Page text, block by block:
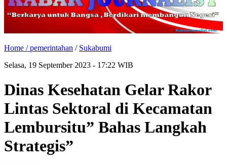
Home /pemerintahan / Sukabumi
Selasa, 19 September 2023 - 17:22 WIB
Dinas Kesehatan Gelar Rakor
Lintas Sektoral di Kecamatan
Lembursitu” Bahas Langkah
Strategis”